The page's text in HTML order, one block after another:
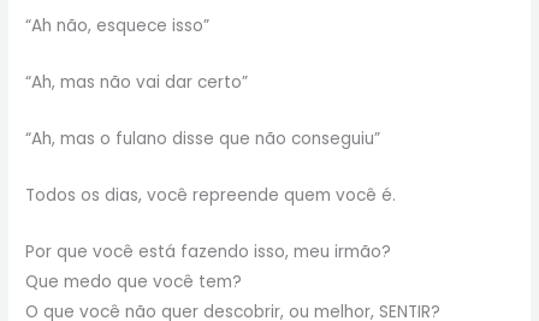
“Ah não, esquece isso”
“Ah, mas não vai dar certo”
“Ah, mas o fulano disse que não conseguiu”
Todos os dias, você repreende quem você é.
Por que você está fazendo isso, meu irmão?
Que medo que você tem?
O que você não quer descobrir, ou melhor, SENTIR?